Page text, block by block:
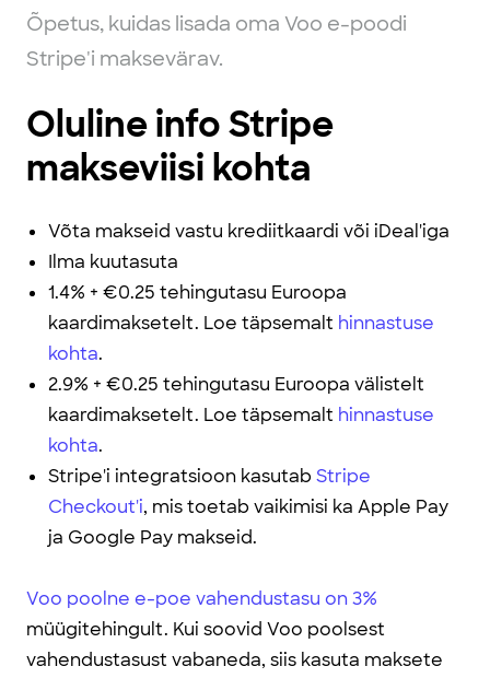
Õpetus, kuidas lisada oma Voo e-poodi
Stripe'i maksevärav.
Oluline info Stripe
makseviisi kohta
Võta makseid vastu krediitkaardi või iDeal'iga
Ilma kuutasuta
1.4% + €0.25 tehingutasu Euroopa
kaardimaksetelt. Loe täpsemalt hinnastuse
kohta.
2.9% + €0.25 tehingutasu Euroopa välistelt
kaardimaksetelt. Loe täpsemalt hinnastuse
kohta.
Stripe'i integratsioon kasutab Stripe
Checkout'i, mis toetab vaikimisi ka Apple Pay
ja Google Pay makseid.
Voo poolne e-poe vahendustasu on 3%
müügitehingult. Kui soovid Voo poolsest
vahendustasust vabaneda, siis kasuta maksete